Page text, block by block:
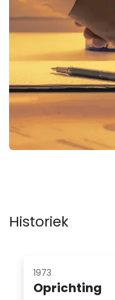
Historiek
1973
Oprichting